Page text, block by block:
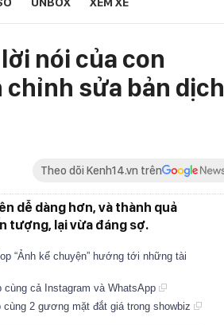
nói của con
sửa bản dịch
Theo dõi Kenh14.vn trên
dễ dàng hơn, và thành quả
tượng, lại vừa đáng sợ.
“Ảnh kể chuyện” hướng tới những tài
cả Instagram và WhatsApp
2 gương mặt đắt giá trong showbiz